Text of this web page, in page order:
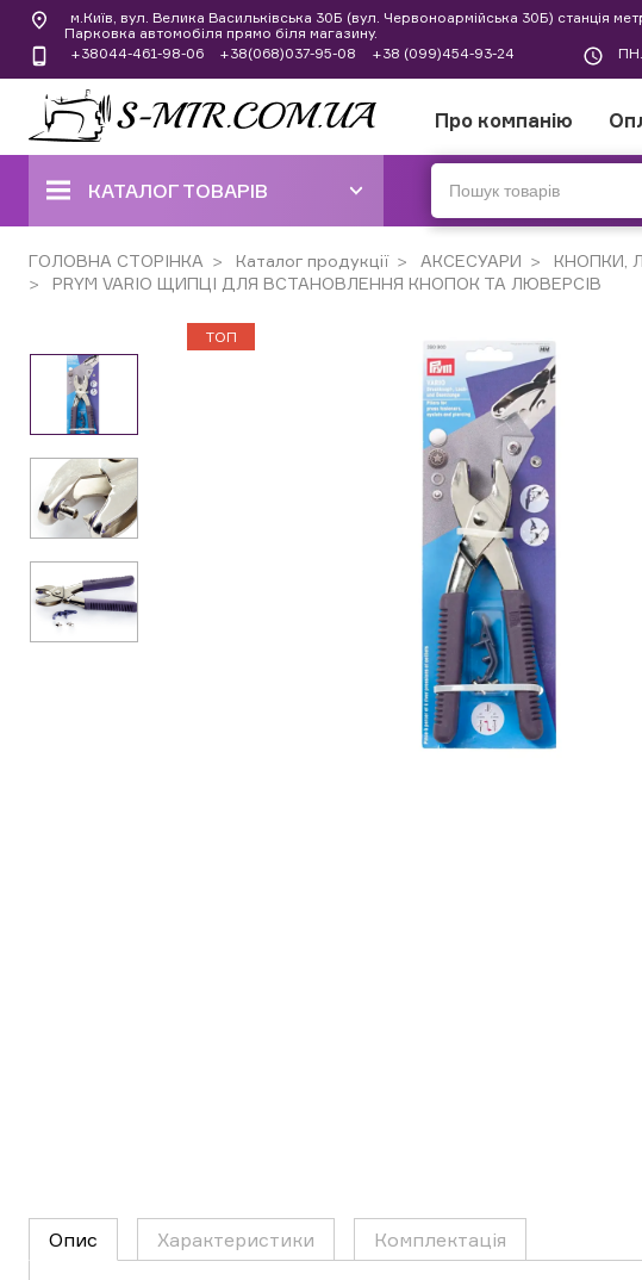
м.Київ, вул. Велика Васильківська 30Б (вул. Червоноармійська 30Б) станція
Парковка автомобіля прямо біля магазину.
+38044-461-98-06
+38(068)037-95-08 +38 (099)454-93-24
Про компанію
КАТАЛОГ ТОВАРІВ
ШВЕЙНІ МАШИНИ
ПЛОСКОШОВНІ МАШИНИ
ШВЕЙНІ МАШИНИ РУЧНОГО
СТІБКА
В'ЯЗАЛЬНІ МАШИНИ
АКСЕСУАРИ
БРЕНДИ
ГОЛОВНА СТОРІНКА Каталог продукції АКСЕСУАРИ
КНОПКИ,
PRYM VARIO ЩИПЦІ ДЛЯ ВСТАНОВЛЕННЯ КНОПОК ТА ЛЮВЕРСІВ
ТОП
ТОП
ТОП
Опис Характеристики Комплектація